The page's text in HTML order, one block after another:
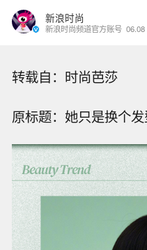
新浪时尚
新浪时尚频道官方账号 06.08
转载自：时尚芭莎
原标题：她只是换个